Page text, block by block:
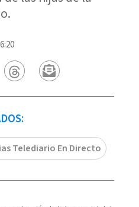
Telediario En Directo